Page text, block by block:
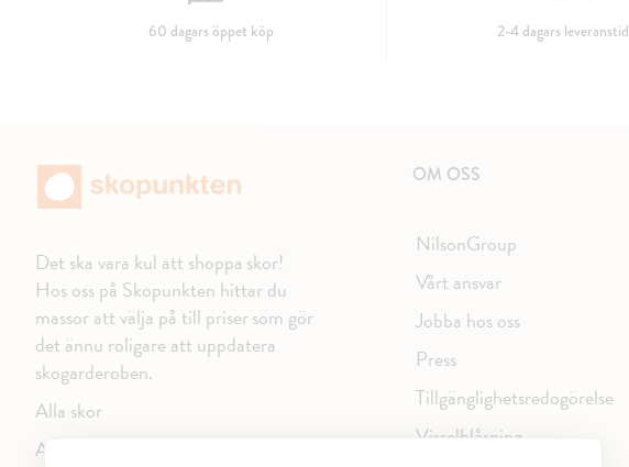
60 dagars öppet köp 2-4 dagars leveranstid
Det ska vara kul att shoppa skor!
Hos oss på Skopunkten hittar du
massor att välja på till priser som gör
det ännu roligare att uppdatera
skogarderoben.
Alla skor
Alla varumärken
OM OSS
NilsonGroup
Vårt ansvar
Jobba hos oss
Press
Tillgänglighetsredogörelse
Visselblåsning